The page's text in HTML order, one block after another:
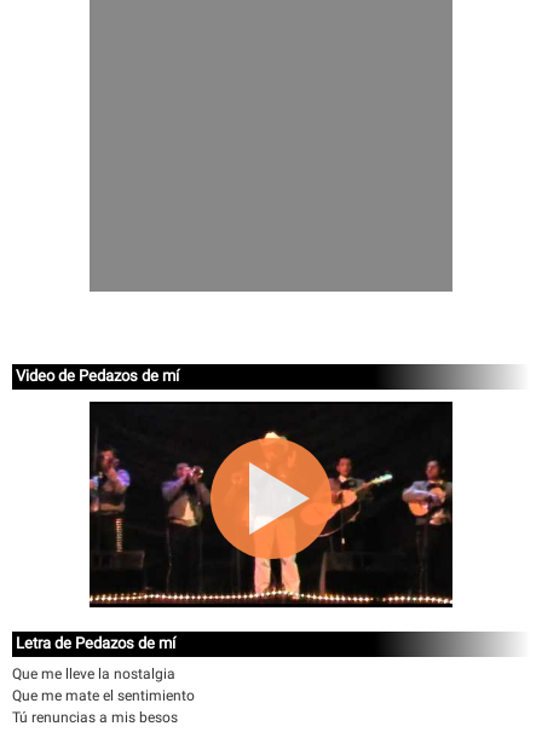
Video de Pedazos de mí
Letra de Pedazos de mí
Que me lleve la nostalgia
Que me mate el sentimiento
Tú renuncias a mis besos